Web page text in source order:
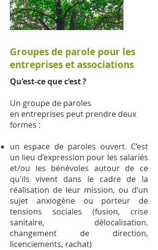
Groupes de parole pour les
entreprises et associations
Qu’est-ce que c’est ?
Un groupe de paroles
en entreprises peut prendre deux
formes :
un espace de paroles ouvert. C’est
un lieu d’expression pour les salariés
et/ou les bénévoles autour de ce
qu'ils vivent dans le cadre de la
réalisation de leur mission, ou d’un
sujet anxiogène ou porteur de
tensions sociales (fusion, crise
sanitaire, délocalisation,
changement de direction,
licenciements, rachat)